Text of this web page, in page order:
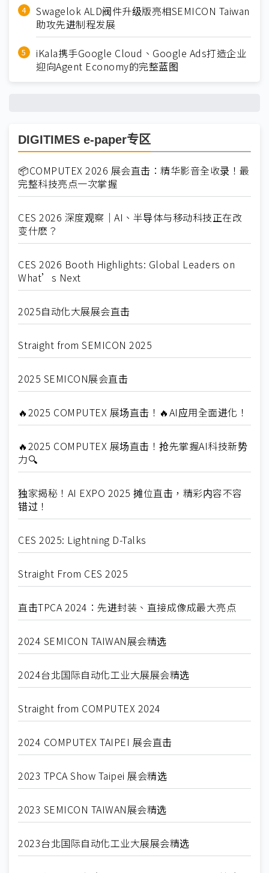
Swagelok ALD阀件升级版亮相SEMICON Taiwan
助攻先进制程发展
iKala携手Google Cloud、Google Ads打造企业
迎向Agent Economy的完整蓝图
DIGITIMES e-paper专区
📦COMPUTEX 2026 展会直击：精华影音全收录！最
完整科技亮点一次掌握
CES 2026 深度观察｜AI、半导体与移动科技正在改
变什麽？
CES 2026 Booth Highlights: Global Leaders on
What’s Next
2025自动化大展展会直击
Straight from SEMICON 2025
2025 SEMICON展会直击
🔥2025 COMPUTEX 展场直击！🔥AI应用全面进化！
🔥2025 COMPUTEX 展场直击！抢先掌握AI科技新势
力🔍
独家揭秘！AI EXPO 2025 摊位直击，精彩内容不容
错过！
CES 2025: Lightning D-Talks
Straight From CES 2025
直击TPCA 2024：先进封装、直接成像成最大亮点
2024 SEMICON TAIWAN展会精选
2024台北国际自动化工业大展展会精选
Straight from COMPUTEX 2024
2024 COMPUTEX TAIPEI 展会直击
2023 TPCA Show Taipei 展会精选
2023 SEMICON TAIWAN展会精选
2023台北国际自动化工业大展展会精选